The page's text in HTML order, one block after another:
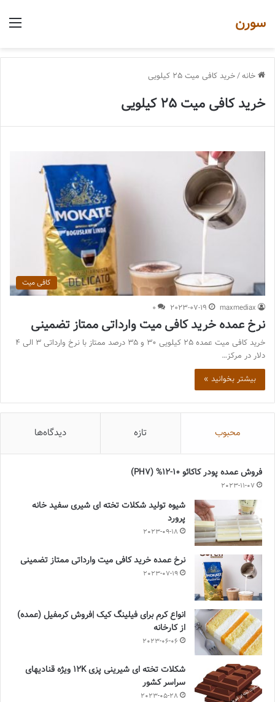
سورن
خانه/خرید کافی میت 25 کیلویی
خرید کافی میت 25 کیلویی
کافی میت
maxmediax
2023-07-19
0
نرخ عمده خرید کافی میت وارداتی ممتاز تضمینی
خرید کافی میت عمده 25 کیلویی 30 و 35 درصد ممتاز با نرخ وارداتی 3 الی 4
دلار در مرکز…
بیشتر بخوانید »
محبوب تازه دیدگاه‌ها
فروش عمده پودر کاکائو 10-12% (PH7)
2023-11-07
شیوه تولید شکلات تخته ای شیری سفید خانه
پرورد
2023-09-18
نرخ عمده خرید کافی میت وارداتی ممتاز تضمینی
2023-07-19
انواع کرم برای فیلینگ کیک |فروش کرمفیل (عمده)
از کارخانه
2023-06-06
شکلات تخته ای شیرینی پزی 12K ویژه قنادیهای
سراسر کشور
2023-05-28